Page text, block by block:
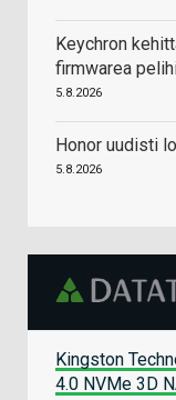
Keychron
firmwarea
5.8.2026
Honor uudisti
5.8.2026
Kingston
4.0 NVMe 3D